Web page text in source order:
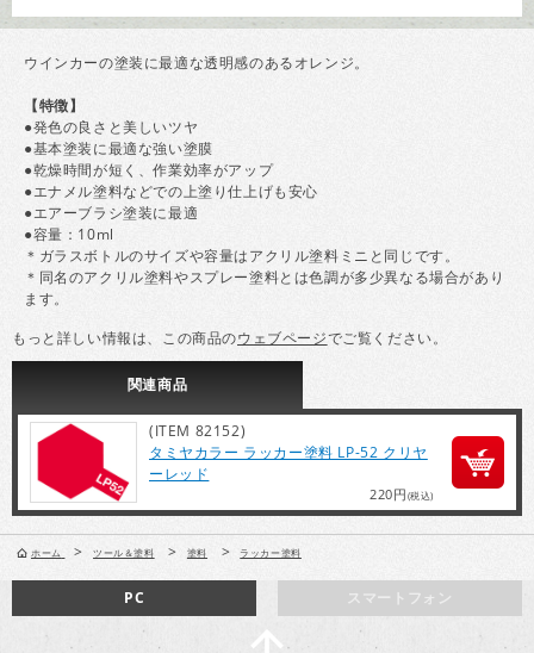
ウインカーの塗装に最適な透明感のあるオレンジ。
【特徴】
●発色の良さと美しいツヤ
●基本塗装に最適な強い塗膜
●乾燥時間が短く、作業効率がアップ
●エナメル塗料などでの上塗り仕上げも安心
●エアーブラシ塗装に最適
●容量：10ml
＊ガラスボトルのサイズや容量はアクリル塗料ミニと同じです。
＊同名のアクリル塗料やスプレー塗料とは色調が多少異なる場合があり
ます。
もっと詳しい情報は、この商品のウェブページでご覧ください。
関連商品
(ITEM 82152)
タミヤカラー ラッカー塗料 LP-52 クリヤ
ーレッド
220円(税込)
ホーム > ツール＆塗料 > 塗料 > ラッカー塗料
スマートフォン
PC